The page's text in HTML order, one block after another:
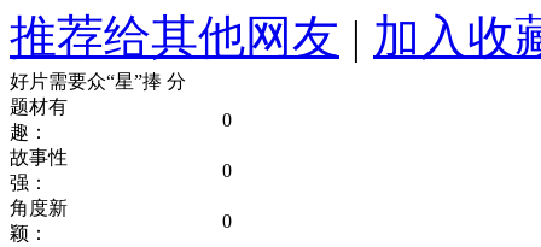
推荐给其他网友 | 加入收
好片需要众“星”捧 分
题材有
趣：
0
故事性
强：
0
角度新
颖：
0